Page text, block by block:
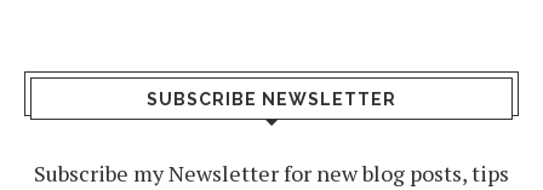
SUBSCRIBE NEWSLETTER
Subscribe my Newsletter for new blog posts, tips